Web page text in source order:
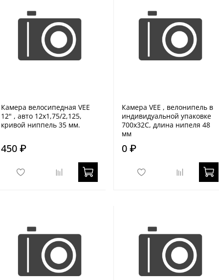
Камера велосипедная VEE
12" , авто 12x1,75/2,125,
кривой ниппель 35 мм.
450 ₽
Камера VEE , велонипель в
индивидуальной упаковке
700x32C, длина нипеля 48
мм
0 ₽